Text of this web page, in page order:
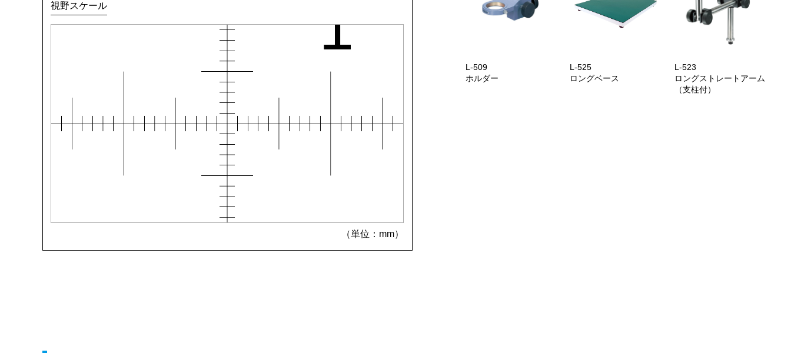
視野スケール
（単位：mm）
L-509
ホルダー
L-525
ロングベース
L-523
ロングストレートアーム
（支柱付）